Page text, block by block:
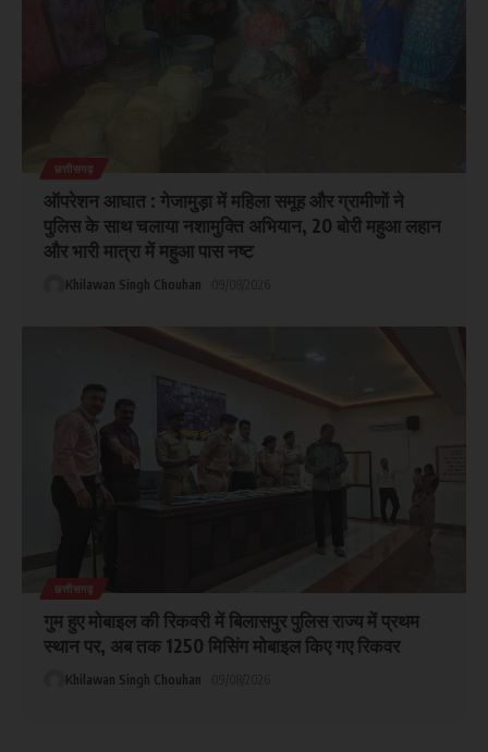
छत्तीसगढ़
ऑपरेशन आघात : गेजामुड़ा में महिला समूह और ग्रामीणों ने
पुलिस के साथ चलाया नशामुक्ति अभियान, 20 बोरी महुआ लहान
और भारी मात्रा में महुआ पास नष्ट
Khilawan Singh Chouhan
छत्तीसगढ़
गुम हुए मोबाइल की रिकवरी में बिलासपुर पुलिस राज्य में प्रथम
स्थान पर, अब तक 1250 मिसिंग मोबाइल किए गए रिकवर
Khilawan Singh Chouhan